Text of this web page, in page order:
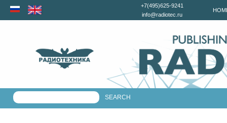
+7(495)625-9241
info@radiotec.ru